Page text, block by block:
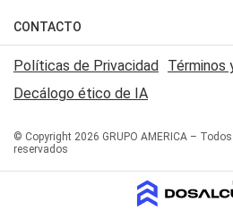
Judiciales
Economia
Trucos caseros
Series y Películas
Edictos y Solicitadas
Mundial
Automovilismo
Rugby
Básquet
Canal 7 en Vivo
San Juan 8
CONTACTO
Acerca de Nosotros
Contactanos
Políticas de Privacidad Términos
Decálogo ético de IA
© Copyright 2026 GRUPO AMERICA –
reservados